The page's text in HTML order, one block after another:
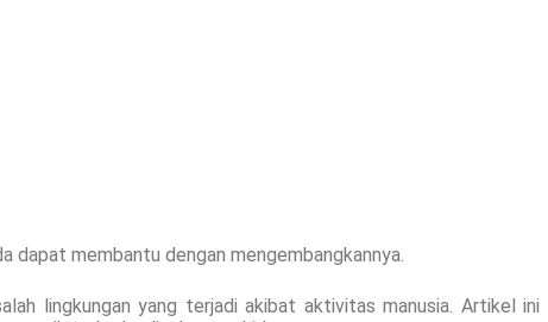
dapat membantu dengan mengembangkannya.
lingkungan yang terjadi akibat aktivitas manusia. Artikel ini